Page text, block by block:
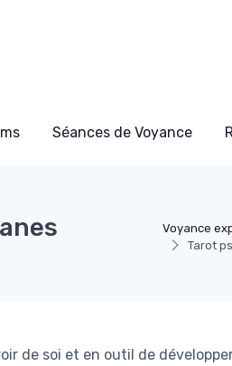
Séances de Voyance
Voyance
Tarot
de soi et en outil de